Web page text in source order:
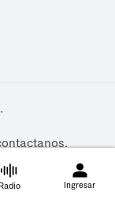
.
.
Radio Ingresar